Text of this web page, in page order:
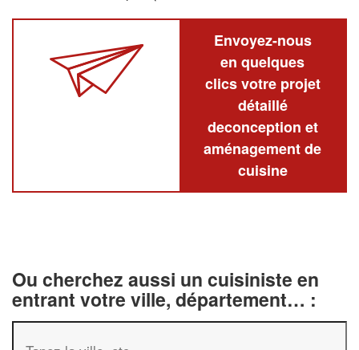
Envoyez-nous
en quelques
clics votre projet
détaillé
deconception et
aménagement de
cuisine
Ou cherchez aussi un cuisiniste en
entrant votre ville, département… :